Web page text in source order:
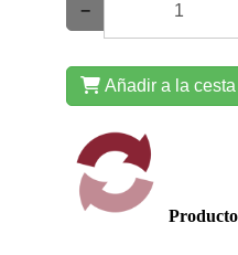
−
Añadir a la cesta